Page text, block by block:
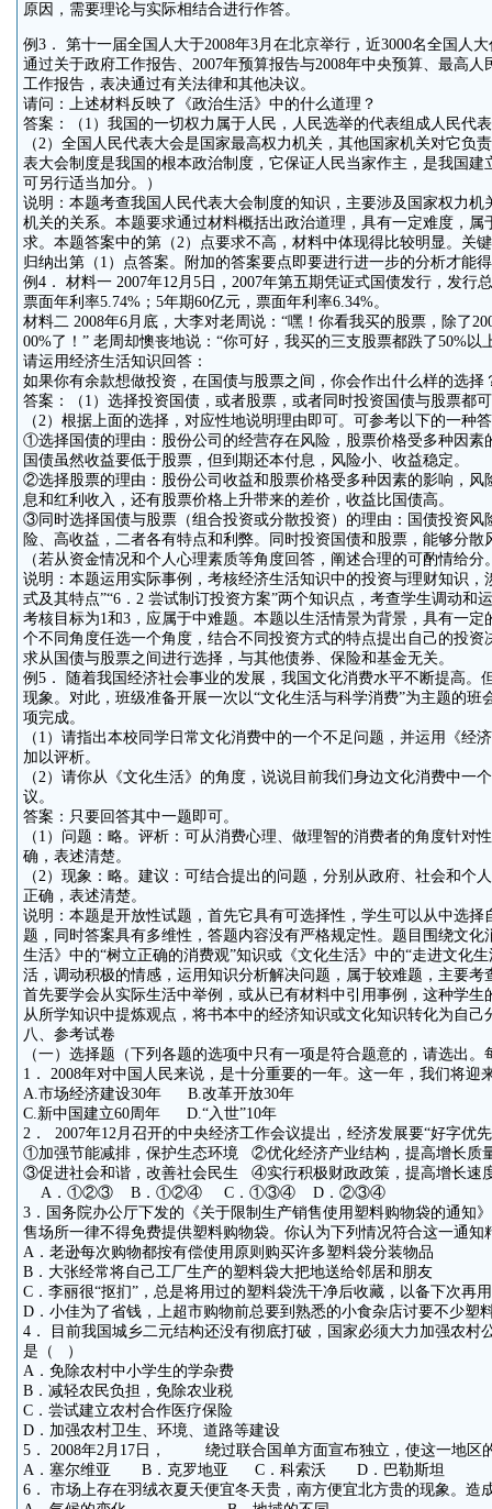
原因，需要理论与实际相结合进行作答。
例3． 第十一届全国人大于2008年3月在北京举行，近3000名全国人
通过关于政府工作报告、2007年预算报告与2008年中央预算、最高
工作报告，表决通过有关法律和其他决议。
请问：上述材料反映了《政治生活》中的什么道理？
答案：（1）我国的一切权力属于人民，人民选举的代表组成人民代
（2）全国人民代表大会是国家最高权力机关，其他国家机关对它负
表大会制度是我国的根本政治制度，它保证人民当家作主，是我国建
可另行适当加分。）
说明：本题考查我国人民代表大会制度的知识，主要涉及国家权力机
机关的关系。本题要求通过材料概括出政治道理，具有一定难度，属
求。本题答案中的第（2）点要求不高，材料中体现得比较明显。关
归纳出第（1）点答案。附加的答案要点即要进行进一步的分析才能
例4． 材料一 2007年12月5日，2007年第五期凭证式国债发行，发行
票面年利率5.74%；5年期60亿元，票面年利率6.34%。
材料二 2008年6月底，大李对老周说：“嘿！你看我买的股票，除了
00%了！” 老周却懊丧地说：“你可好，我买的三支股票都跌了50%以
请运用经济生活知识回答：
如果你有余款想做投资，在国债与股票之间，你会作出什么样的选择
答案：（1）选择投资国债，或者股票，或者同时投资国债与股票都
（2）根据上面的选择，对应性地说明理由即可。可参考以下的一种
①选择国债的理由：股份公司的经营存在风险，股票价格受多种因素
国债虽然收益要低于股票，但到期还本付息，风险小、收益稳定。
②选择股票的理由：股份公司收益和股票价格受多种因素的影响，风
息和红利收入，还有股票价格上升带来的差价，收益比国债高。
③同时选择国债与股票（组合投资或分散投资）的理由：国债投资风
险、高收益，二者各有特点和利弊。同时投资国债和股票，能够分散
（若从资金情况和个人心理素质等角度回答，阐述合理的可酌情给分
说明：本题运用实际事例，考核经济生活知识中的投资与理财知识，
式及其特点”“6．2 尝试制订投资方案”两个知识点，考查学生调动和
考核目标为1和3，应属于中难题。本题以生活情景为背景，具有一
个不同角度任选一个角度，结合不同投资方式的特点提出自己的投资
求从国债与股票之间进行选择，与其他债券、保险和基金无关。
例5． 随着我国经济社会事业的发展，我国文化消费水平不断提高。
现象。对此，班级准备开展一次以“文化生活与科学消费”为主题的班
项完成。
（1）请指出本校同学日常文化消费中的一个不足问题，并运用《经
加以评析。
（2）请你从《文化生活》的角度，说说目前我们身边文化消费中一
议。
答案：只要回答其中一题即可。
（1）问题：略。评析：可从消费心理、做理智的消费者的角度针对
确，表述清楚。
（2）现象：略。建议：可结合提出的问题，分别从政府、社会和个
正确，表述清楚。
说明：本题是开放性试题，首先它具有可选择性，学生可以从中选择
题，同时答案具有多维性，答题内容没有严格规定性。题目围绕文化
生活》中的“树立正确的消费观”知识或《文化生活》中的“走进文化
活，调动积极的情感，运用知识分析解决问题，属于较难题，主要考
首先要学会从实际生活中举例，或从已有材料中引用事例，这种学生
从所学知识中提炼观点，将书本中的经济知识或文化知识转化为自己
八、参考试卷
（一）选择题（下列各题的选项中只有一项是符合题意的，请选出。
1． 2008年对中国人民来说，是十分重要的一年。这一年，我们将
A.市场经济建设30年 B.改革开放30年
C.新中国建立60周年 D.“入世”10年
2． 2007年12月召开的中央经济工作会议提出，经济发展要“好字优
①加强节能减排，保护生态环境 ②优化经济产业结构，提高增长质
③促进社会和谐，改善社会民生 ④实行积极财政政策，提高增长速
A．①②③ B．①②④ C．①③④ D．②③④
3．国务院办公厅下发的《关于限制生产销售使用塑料购物袋的通知
售场所一律不得免费提供塑料购物袋。你认为下列情况符合这一通
A．老逊每次购物都按有偿使用原则购买许多塑料袋分装物品
B．大张经常将自己工厂生产的塑料袋大把地送给邻居和朋友
C．李丽很“抠扪”，总是将用过的塑料袋洗干净后收藏，以备下次再用
D．小佳为了省钱，上超市购物前总要到熟悉的小食杂店讨要不少塑
4． 目前我国城乡二元结构还没有彻底打破，国家必须大力加强农村
是（ ）
A．免除农村中小学生的学杂费
B．减轻农民负担，免除农业税
C．尝试建立农村合作医疗保险
D．加强农村卫生、环境、道路等建设
5． 2008年2月17日， 绕过联合国单方面宣布独立，使这一地区
A．塞尔维亚 B．克罗地亚 C．科索沃 D．巴勒斯坦
6． 市场上存在羽绒衣夏天便宜冬天贵，南方便宜北方贵的现象。